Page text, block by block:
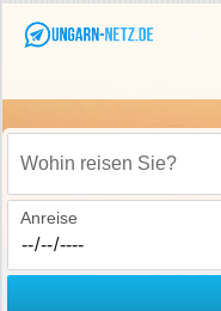
Wohin reisen Sie?
Anreise